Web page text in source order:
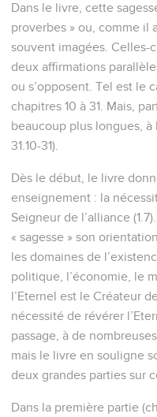
Dans le livre, cette
proverbes » ou, comme il
souvent imagées. Celles-
deux affirmations
ou s’opposent. Tel est le
chapitres 10 à 31. Mais,
beaucoup plus longues, à
31.10-31).
Dès le début, le livre
enseignement : la
Seigneur de l’alliance
« sagesse » son
les domaines de
politique, l’économie, le
l’Eternel est le Créateur
nécessité de révérer
passage, à de
mais le livre en souligne
deux grandes parties sur
Dans la première partie